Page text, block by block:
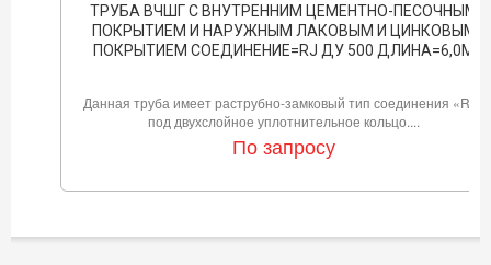
ТРУБА ВЧШГ С ВНУТРЕННИМ ЦЕМЕНТНО-ПЕСОЧНЫМ
ПОКРЫТИЕМ И НАРУЖНЫМ ЛАКОВЫМ И ЦИНКОВЫМ
ПОКРЫТИЕМ СОЕДИНЕНИЕ=RJ ДУ 500 ДЛИНА=6,0М
Данная труба имеет раструбно-замковый тип соединения «RJ»
под двухслойное уплотнительное кольцо....
По запросу